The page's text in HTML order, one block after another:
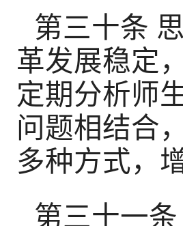
第三十条
革发展稳定
定期分析师
问题相结合
多种方式，
第三十一